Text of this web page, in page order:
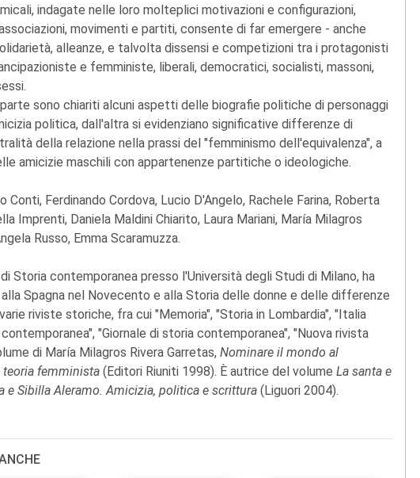
indagate nelle loro molteplici motivazioni e configurazioni,
movimenti e partiti, consente di far emergere - anche
alleanze, e talvolta dissensi e competizioni tra i protagonisti
e femministe, liberali, democratici, socialisti, massoni,
sono chiariti alcuni aspetti delle biografie politiche di personaggi
politica, dall'altra si evidenziano significative differenze di
della relazione nella prassi del "femminismo dell'equivalenza", a
amicizie maschili con appartenenze partitiche o ideologiche.
Conti, Ferdinando Cordova, Lucio D'Angelo, Rachele Farina, Roberta
Imprenti, Daniela Maldini Chiarito, Laura Mariani, María Milagros
Russo, Emma Scaramuzza.
Storia contemporanea presso l'Università degli Studi di Milano, ha
Spagna nel Novecento e alla Storia delle donne e delle differenze
riviste storiche, fra cui "Memoria", "Storia in Lombardia", "Italia
"Giornale di storia contemporanea", "Nuova rivista
di María Milagros Rivera Garretas, Nominare il mondo al
teoria femminista (Editori Riuniti 1998). È autrice del volume La santa e
e Sibilla Aleramo. Amicizia, politica e scrittura (Liguori 2004).